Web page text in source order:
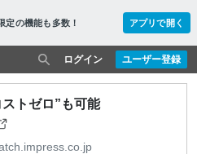
定の機能も多数！ アプリで開く
ユーザー登録
ログイン
トゼロ”も可能